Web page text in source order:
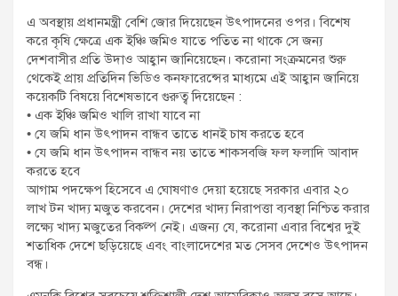
এ অবস্থায় প্রধানমন্ত্রী বেশি জোর দিয়েছেন উৎপাদনের ওপর। বিশেষ
করে কৃষি ক্ষেত্রে এক ইঞ্চি জমিও যাতে পতিত না থাকে সে জন্য
দেশবাসীর প্রতি উদাও আহ্বান জানিয়েছেন। করোনা সংক্রমনের শুরু
থেকেই প্রায় প্রতিদিন ভিডিও কনফারেন্সের মাধ্যমে এই আহ্বান জানিয়ে
কয়েকটি বিষয়ে বিশেষভাবে গুরুত্ব দিয়েছেন :
• এক ইঞ্চি জমিও খালি রাখা যাবে না
• যে জমি ধান উৎপাদন বান্ধব তাতে ধানই চাষ করতে হবে
• যে জমি ধান উৎপাদন বান্ধব নয় তাতে শাকসবজি ফল ফলাদি আবাদ
করতে হবে
আগাম পদক্ষেপ হিসেবে এ ঘোষণাও দেয়া হয়েছে সরকার এবার ২০
লাখ টন খাদ্য মজুত করবেন। দেশের খাদ্য নিরাপত্তা ব্যবস্থা নিশ্চিত করার
লক্ষ্যে খাদ্য মজুতের বিকল্প নেই। এজন্য যে, করোনা এবার বিশ্বের দুই
শতাধিক দেশে ছড়িয়েছে এবং বাংলাদেশের মত সেসব দেশেও উৎপাদন
বন্ধ।